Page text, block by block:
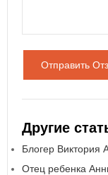
Отправить
Другие
Блогер Виктория
Отец ребенка